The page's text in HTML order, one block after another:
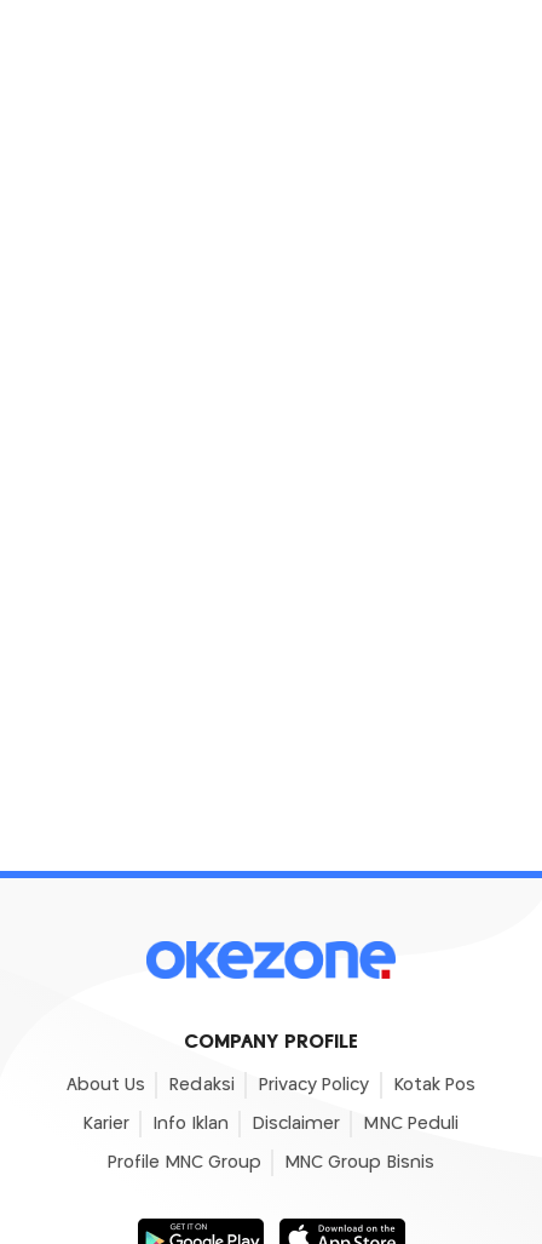
COMPANY PROFILE
About Us Redaksi Privacy Policy Kotak Pos
Karier Info Iklan Disclaimer MNC Peduli
Profile MNC Group MNC Group Bisnis